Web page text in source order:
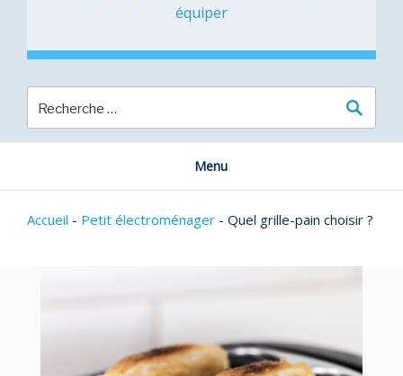
équiper
Menu
Accueil - Petit électroménager - Quel grille-pain choisir ?